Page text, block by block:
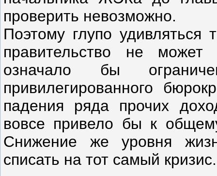
проверить невозможно.
Поэтому глупо удивляться
правительство не
означало бы
привилегированного
падения ряда прочих
вовсе привело бы к
Снижение же уровня
списать на тот самый кризис.